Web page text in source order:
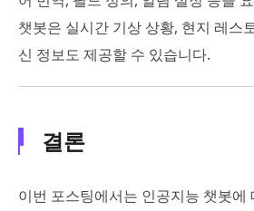
챗봇은 실시간 기상 상황, 현지 레스
신 정보도 제공할 수 있습니다.
결론
이번 포스팅에서는 인공지능 챗봇에